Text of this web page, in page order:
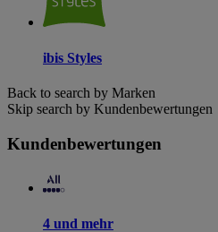
ibis Styles
Back to search by Marken
Skip search by Kundenbewertungen
Kundenbewertungen
4 und mehr